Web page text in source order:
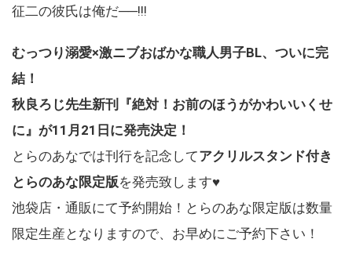
征二の彼氏は俺だ──!!!
むっつり溺愛×激ニブおばかな職人男子BL、ついに完
結！
秋良ろじ先生新刊『絶対！お前のほうがかわいいくせ
に』が11 月21日に発売決定！
とらのあなでは刊行を記念してアクリルスタンド付き
とらのあな限定版を発売致します♥
池袋店・通販にて予約開始！とらのあな限定版は数量
限定生産となりますので、お早めにご予約下さい！